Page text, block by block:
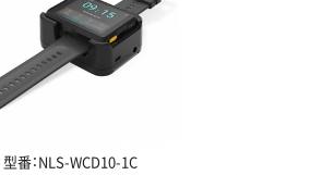
型番：NLS-WCD10-1C